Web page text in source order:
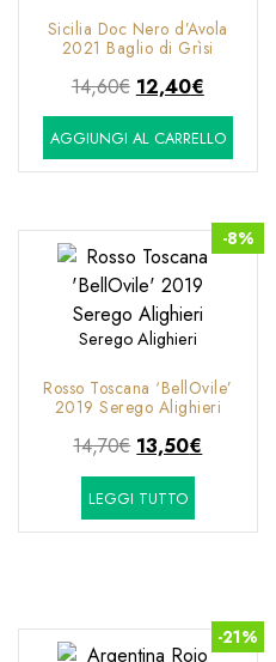
Sicilia Doc Nero d’Avola
2021 Baglio di Grìsi
14,60€ Il
prezzo
originale
era:
12,40€Il
prezzo
attuale
è:
AGGIUNGI AL CARRELLO
-8%
Serego Alighieri
Rosso Toscana ‘BellOvile’
2019 Serego Alighieri
14,70€ Il
prezzo
originale
era:
13,50€
è:
LEGGI TUTTO
-21%